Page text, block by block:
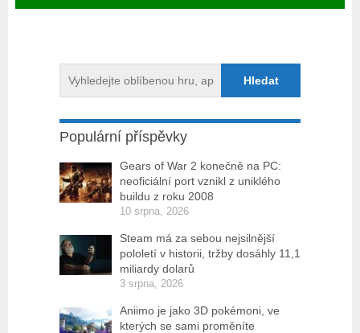
Populární příspěvky
Gears of War 2 konečně na PC:
neoficiální port vznikl z uniklého
buildu z roku 2008
10 srpna, 2026
Steam má za sebou nejsilnější
pololetí v historii, tržby dosáhly 11,1
miliardy dolarů
3 srpna, 2026
Aniimo je jako 3D pokémoni, ve
kterých se sami proměníte